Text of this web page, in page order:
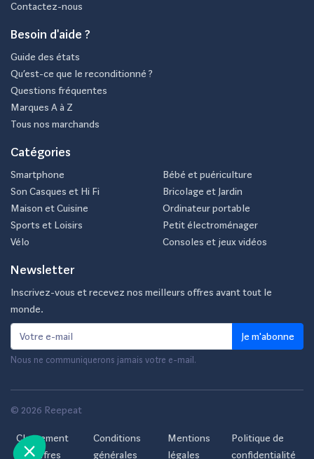
Contactez-nous
Besoin d'aide ?
Guide des états
Qu’est-ce que le reconditionné ?
Questions fréquentes
Marques A à Z
Tous nos marchands
Catégories
Smartphone
Son Casques et Hi Fi
Maison et Cuisine
Sports et Loisirs
Vélo
Bébé et puériculture
Bricolage et Jardin
Ordinateur portable
Petit électroménager
Consoles et jeux vidéos
Newsletter
Inscrivez-vous et recevez nos meilleurs offres avant tout le
monde.
Je m'abonne
Nous ne communiquerons jamais votre e-mail.
© 2026 Reepeat
Classement
des offres
Conditions
générales
Mentions
légales
Politique de
confidentialité